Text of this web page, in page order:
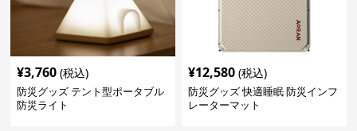
¥3,760 (税込)
防災グッズ テント型ポータブル
防災ライト
¥12,580 (税込)
防災グッズ 快適睡眠 防災インフ
レーターマット